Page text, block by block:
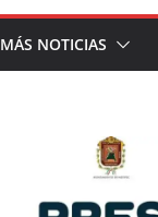
MÁS NOTICIAS